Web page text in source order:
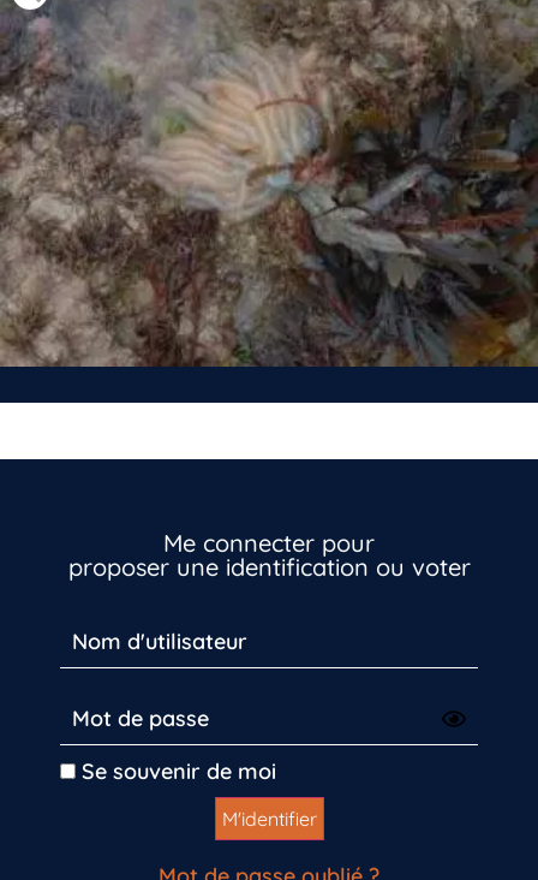
Me connecter pour
proposer une identification ou voter
Se souvenir de moi